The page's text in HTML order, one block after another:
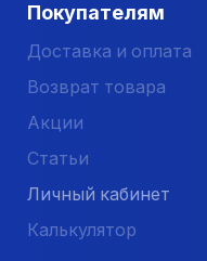
Покупателям
Доставка и оплата
Возврат товара
Акции
Статьи
Личный кабинет
Калькулятор